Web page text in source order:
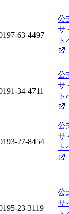
63-4497
公
サ
ト
34-4711
公
サ
ト
27-8454
公
サ
ト
23-3119
公
サ